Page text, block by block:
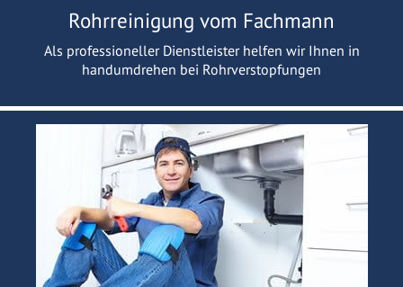
Rohrreinigung vom Fachmann
Als professioneller Dienstleister helfen wir Ihnen in
handumdrehen bei Rohrverstopfungen